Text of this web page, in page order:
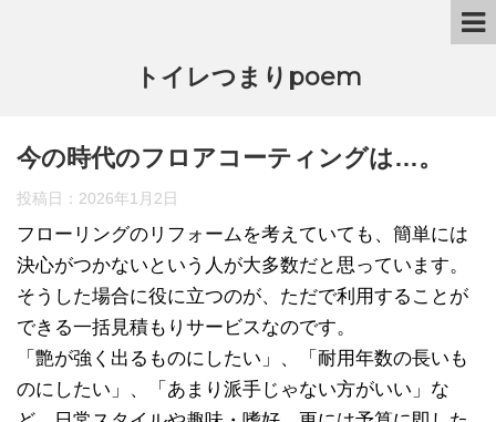
トイレつまりpoem
今の時代のフロアコーティングは…。
投稿日： 2026年1月2日
フローリングのリフォームを考えていても、簡単には
決心がつかないという人が大多数だと思っています。
そうした場合に役に立つのが、ただで利用することが
できる一括見積もりサービスなのです。
「艶が強く出るものにしたい」、「耐用年数の長いも
のにしたい」、「あまり派手じゃない方がいい」な